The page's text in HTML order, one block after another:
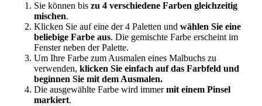
Sie können bis zu 4 verschiedene Farben gleichzeitig
mischen.
Klicken Sie auf eine der 4 Paletten und wählen Sie eine
beliebige Farbe aus. Die gemischte Farbe erscheint im
Fenster neben der Palette.
Um Ihre Farbe zum Ausmalen eines Malbuchs zu
verwenden, klicken Sie einfach auf das Farbfeld und
beginnen Sie mit dem Ausmalen.
Die ausgewählte Farbe wird immermit einem Pinsel
markiert.